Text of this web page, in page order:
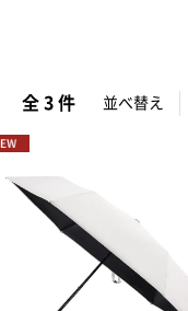
全 3 件 並べ替え